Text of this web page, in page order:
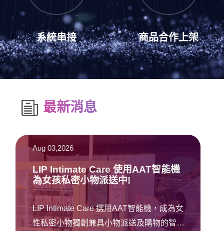
系統串接 商品合作上架
最新消息
Aug 03,2026
LIP Intimate Care 使用AAT智能機
為女孩私密小物派送中!
LIP Intimate Care 選用AAT智能機，成為女
性私密小物獨創兼具小物派送及購物的智能